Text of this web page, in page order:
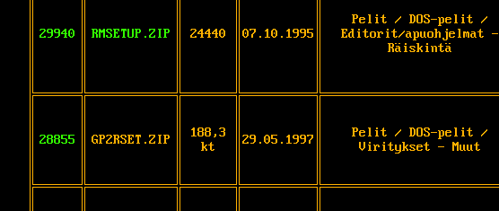
29940 RMSETUP.ZIP 24440 07.10.1995
Pelit / DOS-pelit /
Editorit/apuohjelmat -
Räiskintä
28855 GP2RSET.ZIP
188,3
kt
29.05.1997
Pelit / DOS-pelit /
Viritykset - Muut